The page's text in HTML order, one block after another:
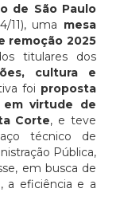
de São Paulo
11), uma mesa
remoção 2025
titulares dos
cultura e
foi proposta
em virtude de
Corte, e teve
técnico de
Pública,
em busca de
a eficiência e a